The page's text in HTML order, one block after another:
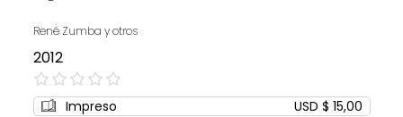
René Zumba y otros
2012
0%
Impreso USD $ 15,00